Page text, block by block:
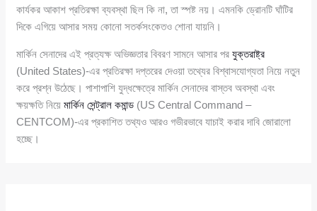
কার্যকর আকাশ প্রতিরক্ষা ব্যবস্থা ছিল কি না, তা স্পষ্ট নয়। এমনকি ড্রোনটি ঘাঁটির
দিকে এগিয়ে আসার সময় কোনো সতর্কসংকেতও শোনা যায়নি।
মার্কিন সেনাদের এই প্রত্যক্ষ অভিজ্ঞতার বিবরণ সামনে আসার পরযুক্তরাষ্ট্র
(United States)-এর প্রতিরক্ষা দপ্তরের দেওয়া তথ্যের বিশ্বাসযোগ্যতা নিয়ে নতুন
করে প্রশ্ন উঠেছে। পাশাপাশি যুদ্ধক্ষেত্রে মার্কিন সেনাদের বাস্তব অবস্থা এবং
ক্ষয়ক্ষতি নিয়েমার্কিন সেন্ট্রাল কমান্ড (US Central Command –
CENTCOM)-এর প্রকাশিত তথ্যও আরও গভীরভাবে যাচাই করার দাবি জোরালো
হচ্ছে।